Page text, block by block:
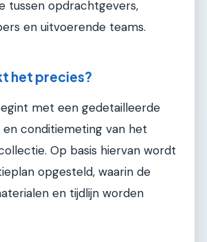
tussen opdrachtgevers,
en uitvoerende teams.
het precies?
met een gedetailleerde
en conditiemeting van het
Op basis hiervan wordt
opgesteld, waarin de
en tijdlijn worden